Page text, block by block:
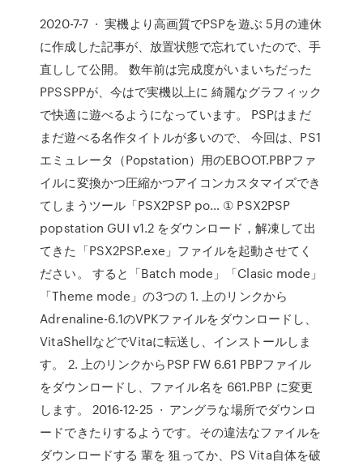
2020-7-7 · 実機より高画質でPSPを遊ぶ 5月の連休
に作成した記事が、放置状態で忘れていたので、手
直しして公開。 数年前は完成度がいまいちだった
PPSSPPが、今はで実機以上に 綺麗なグラフィック
で快適に遊べるようになっています。 PSPはまだ
まだ遊べる名作タイトルが多いので、 今回は、PS1
エミュレータ（Popstation）用のEBOOT.PBPファ
イルに変換かつ圧縮かつアイコンカスタマイズでき
てしまうツール「PSX2PSP po… ① PSX2PSP
popstation GUI v1.2 をダウンロード，解凍して出
てきた「PSX2PSP.exe」ファイルを起動させてく
ださい。 すると「Batch mode」「Clasic mode」
「Theme mode」の3つの 1. 上のリンクから
Adrenaline-6.1のVPKファイルをダウンロードし、
VitaShellなどでVitaに転送し、インストールしま
す。 2. 上のリンクからPSP FW 6.61 PBPファイル
をダウンロードし、ファイル名を 661.PBP に変更
します。 2016-12-25 · アングラな場所でダウンロ
ードできたりするようです。その違法なファイルを
ダウンロードする 輩を 狙ってか、PS Vita自体を破